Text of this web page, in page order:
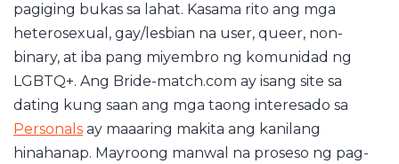
pagiging bukas sa lahat. Kasama rito ang mga
heterosexual, gay/lesbian na user, queer, non-
binary, at iba pang miyembro ng komunidad ng
LGBTQ+. Ang Bride-match.com ay isang site sa
dating kung saan ang mga taong interesado sa
Personals ay maaaring makita ang kanilang
hinahanap. Mayroong manwal na proseso ng pag-